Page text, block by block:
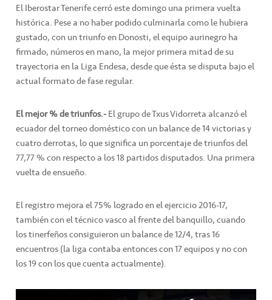
El Iberostar Tenerife cerró este domingo una primera vuelta
histórica. Pese a no haber podido culminarla como le hubiera
gustado, con un triunfo en Donosti, el equipo aurinegro ha
firmado, números en mano, la mejor primera mitad de su
trayectoria en la Liga Endesa, desde que ésta se disputa bajo el
actual formato de fase regular.
El mejor % de triunfos.-El grupo de Txus Vidorreta alcanzó el
ecuador del torneo doméstico con un balance de 14 victorias y
cuatro derrotas, lo que significa un porcentaje de triunfos del
77,77 % con respecto a los 18 partidos disputados. Una primera
vuelta de ensueño.
El registro mejora el 75% logrado en el ejercicio 2016-17,
también con el técnico vasco al frente del banquillo, cuando
los tinerfeños consiguieron un balance de 12/4, tras 16
encuentros (la liga contaba entonces con 17 equipos y no con
los 19 con los que cuenta actualmente).